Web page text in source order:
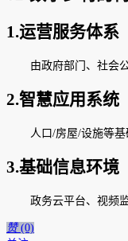
1.运营服务体系
由政府部门、社会
2.智慧应用系统
人口/房屋/设施等
3.基础信息环境
政务云平台、视频
赞 (0)